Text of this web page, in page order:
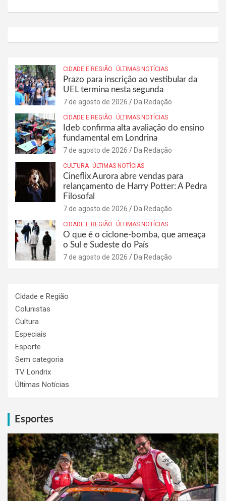
CIDADE E REGIÃO ÚLTIMAS NOTÍCIAS
Prazo para inscrição ao vestibular da
UEL termina nesta segunda
7 de agosto de 2026 Da Redação
CIDADE E REGIÃO ÚLTIMAS NOTÍCIAS
Ideb confirma alta avaliação do ensino
fundamental em Londrina
7 de agosto de 2026 Da Redação
CULTURA ÚLTIMAS NOTÍCIAS
Cineflix Aurora abre vendas para
relançamento de Harry Potter: A Pedra
Filosofal
7 de agosto de 2026 Da Redação
CIDADE E REGIÃO ÚLTIMAS NOTÍCIAS
O que é o ciclone-bomba, que ameaça
o Sul e Sudeste do País
7 de agosto de 2026 Da Redação
Cidade e Região
Colunistas
Cultura
Especiais
Esporte
Sem categoria
TV Londrix
Últimas Notícias
Esportes